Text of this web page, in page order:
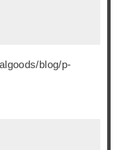
blog/p-